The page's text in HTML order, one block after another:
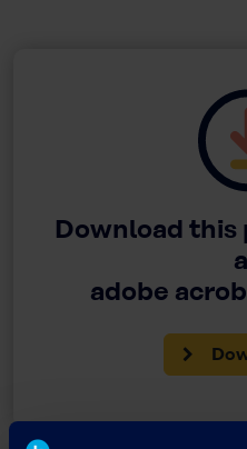
Download this
adobe